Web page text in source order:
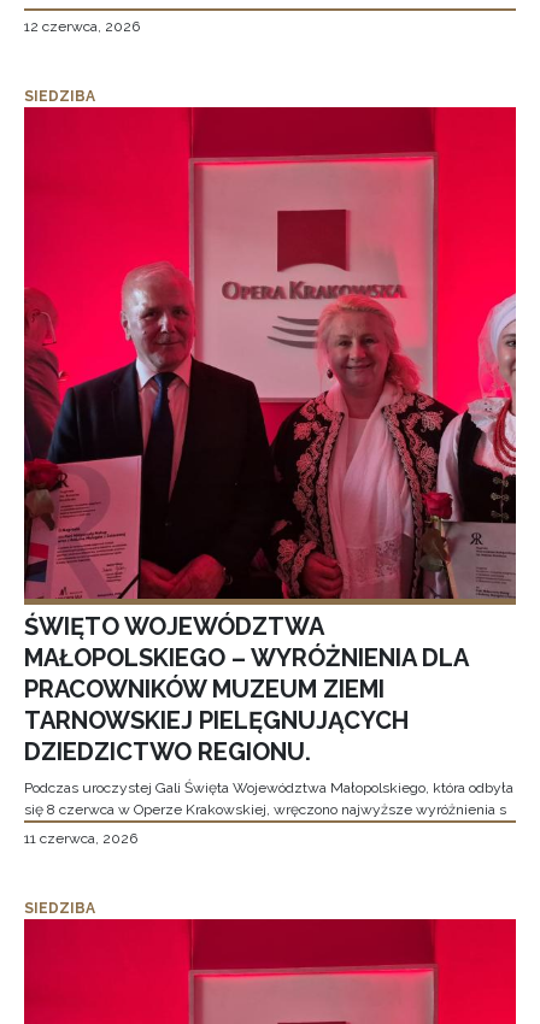
12 czerwca, 2026
SIEDZIBA
ŚWIĘTO WOJEWÓDZTWA
MAŁOPOLSKIEGO – WYRÓŻNIENIA DLA
PRACOWNIKÓW MUZEUM ZIEMI
TARNOWSKIEJ PIELĘGNUJĄCYCH
DZIEDZICTWO REGIONU.
Podczas uroczystej Gali Święta Województwa Małopolskiego, która odbyła
się 8 czerwca w Operze Krakowskiej, wręczono najwyższe wyróżnienia s
11 czerwca, 2026
SIEDZIBA